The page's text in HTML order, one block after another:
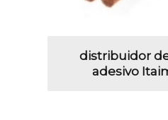
distribuidor
adesivo